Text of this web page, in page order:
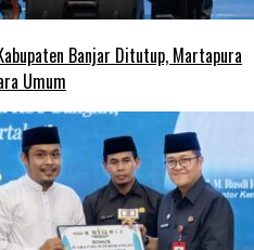
Banjar Ditutup, Martapura
Umum